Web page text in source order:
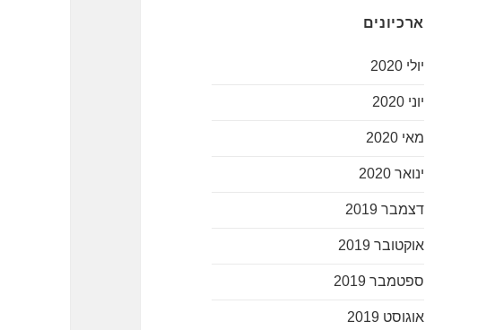
ארכיונים
יולי 2020
יוני 2020
מאי 2020
ינואר 2020
דצמבר 2019
אוקטובר 2019
ספטמבר 2019
אוגוסט 2019